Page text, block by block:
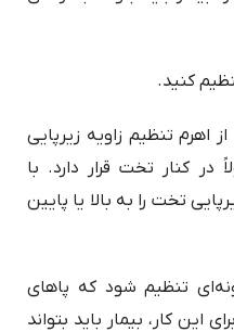
اهرم تنظیم زاویه زیرپایی
در کنار تخت قرار دارد. با
تخت را به بالا یا پایین
تنظیم شود که پاهای
این کار، بیمار باید بتواند